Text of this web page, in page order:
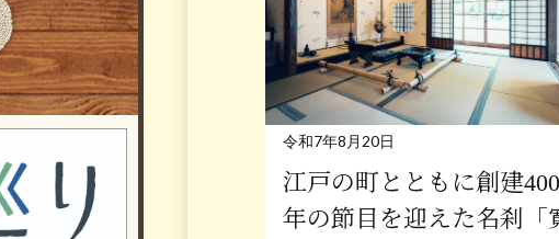
令和7年8月20日
江戸の町とともに創建400
年の節目を迎えた名刹「